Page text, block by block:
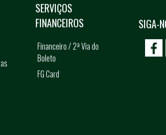
SIGA-
SERVIÇOS
FINANCEIROS
Financeiro / 2ª Via do
Boleto
FG Card